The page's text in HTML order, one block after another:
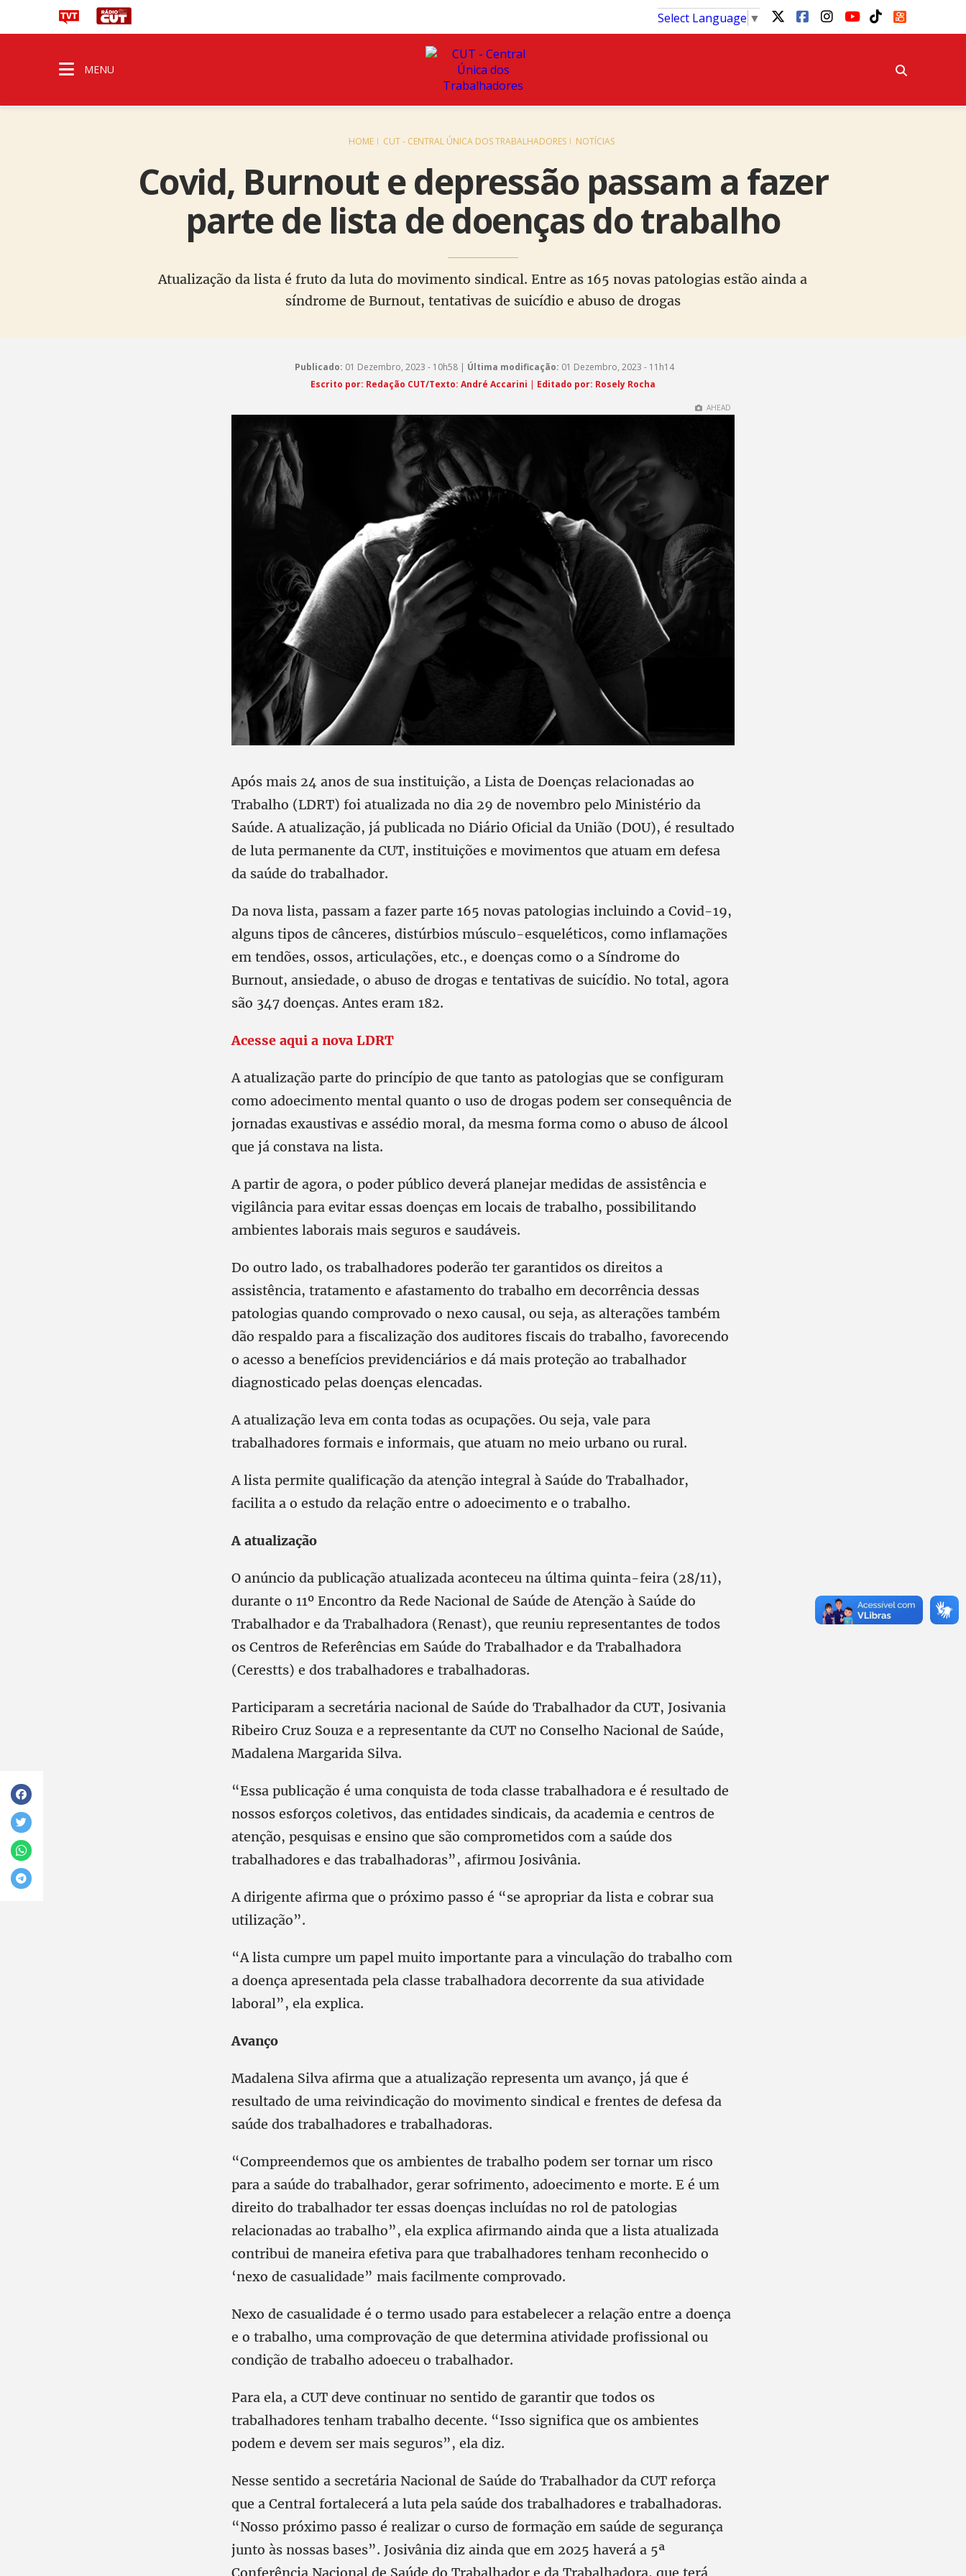
Select Language ▼
MENU
HOME CUT - CENTRAL ÚNICA DOS TRABALHADORES NOTÍCIAS
Covid, Burnout e depressão passam a fazer
parte de lista de doenças do trabalho
Atualização da lista é fruto da luta do movimento sindical. Entre as 165 novas patologias estão ainda a
síndrome de Burnout, tentativas de suicídio e abuso de drogas
Publicado: 01 Dezembro, 2023 - 10h58 | Última modificação: 01 Dezembro, 2023 - 11h14
Escrito por: Redação CUT/Texto: André Accarini | Editado por: Rosely Rocha
AHEAD
Após mais 24 anos de sua instituição, a Lista de Doenças relacionadas ao
Trabalho (LDRT) foi atualizada no dia 29 de novembro pelo Ministério da
Saúde. A atualização, já publicada no Diário Oficial da União (DOU), é resultado
de luta permanente da CUT, instituições e movimentos que atuam em defesa
da saúde do trabalhador.
Da nova lista, passam a fazer parte 165 novas patologias incluindo a Covid-19,
alguns tipos de cânceres, distúrbios músculo-esqueléticos, como inflamações
em tendões, ossos, articulações, etc., e doenças como o a Síndrome do
Burnout, ansiedade, o abuso de drogas e tentativas de suicídio. No total, agora
são 347 doenças. Antes eram 182.
Acesse aqui a nova LDRT
A atualização parte do princípio de que tanto as patologias que se configuram
como adoecimento mental quanto o uso de drogas podem ser consequência de
jornadas exaustivas e assédio moral, da mesma forma como o abuso de álcool
que já constava na lista.
A partir de agora, o poder público deverá planejar medidas de assistência e
vigilância para evitar essas doenças em locais de trabalho, possibilitando
ambientes laborais mais seguros e saudáveis.
Do outro lado, os trabalhadores poderão ter garantidos os direitos a
assistência, tratamento e afastamento do trabalho em decorrência dessas
patologias quando comprovado o nexo causal, ou seja, as alterações também
dão respaldo para a fiscalização dos auditores fiscais do trabalho, favorecendo
o acesso a benefícios previdenciários e dá mais proteção ao trabalhador
diagnosticado pelas doenças elencadas.
A atualização leva em conta todas as ocupações. Ou seja, vale para
trabalhadores formais e informais, que atuam no meio urbano ou rural.
A lista permite qualificação da atenção integral à Saúde do Trabalhador,
facilita a o estudo da relação entre o adoecimento e o trabalho.
A atualização
O anúncio da publicação atualizada aconteceu na última quinta-feira (28/11),
durante o 11º Encontro da Rede Nacional de Saúde de Atenção à Saúde do
Trabalhador e da Trabalhadora (Renast), que reuniu representantes de todos
os Centros de Referências em Saúde do Trabalhador e da Trabalhadora
(Cerestts) e dos trabalhadores e trabalhadoras.
Participaram a secretária nacional de Saúde do Trabalhador da CUT, Josivania
Ribeiro Cruz Souza e a representante da CUT no Conselho Nacional de Saúde,
Madalena Margarida Silva.
“Essa publicação é uma conquista de toda classe trabalhadora e é resultado de
nossos esforços coletivos, das entidades sindicais, da academia e centros de
atenção, pesquisas e ensino que são comprometidos com a saúde dos
trabalhadores e das trabalhadoras”, afirmou Josivânia.
A dirigente afirma que o próximo passo é “se apropriar da lista e cobrar sua
utilização”.
“A lista cumpre um papel muito importante para a vinculação do trabalho com
a doença apresentada pela classe trabalhadora decorrente da sua atividade
laboral”, ela explica.
Avanço
Madalena Silva afirma que a atualização representa um avanço, já que é
resultado de uma reivindicação do movimento sindical e frentes de defesa da
saúde dos trabalhadores e trabalhadoras.
“Compreendemos que os ambientes de trabalho podem ser tornar um risco
para a saúde do trabalhador, gerar sofrimento, adoecimento e morte. E é um
direito do trabalhador ter essas doenças incluídas no rol de patologias
relacionadas ao trabalho”, ela explica afirmando ainda que a lista atualizada
contribui de maneira efetiva para que trabalhadores tenham reconhecido o
‘nexo de casualidade” mais facilmente comprovado.
Nexo de casualidade é o termo usado para estabelecer a relação entre a doença
e o trabalho, uma comprovação de que determina atividade profissional ou
condição de trabalho adoeceu o trabalhador.
Para ela, a CUT deve continuar no sentido de garantir que todos os
trabalhadores tenham trabalho decente. “Isso significa que os ambientes
podem e devem ser mais seguros”, ela diz.
Nesse sentido a secretária Nacional de Saúde do Trabalhador da CUT reforça
que a Central fortalecerá a luta pela saúde dos trabalhadores e trabalhadoras.
“Nosso próximo passo é realizar o curso de formação em saúde de segurança
junto às nossas bases”. Josivânia diz ainda que em 2025 haverá a 5ª